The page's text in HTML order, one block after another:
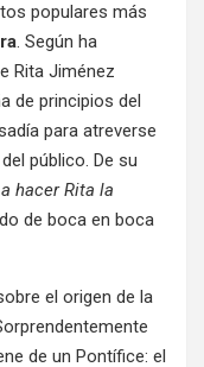
populares más
. Según ha
Rita Jiménez
de principios del
para atreverse
público. De su
hacer Rita la
de boca en boca
el origen de la
de un Pontífice: el